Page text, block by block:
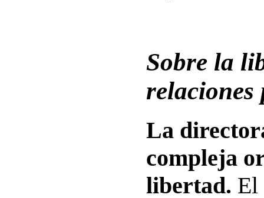
Sobre la
relaciones
La
compleja
libertad. El